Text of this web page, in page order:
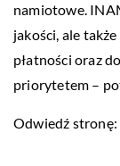
namiotowe.
jakości, ale
płatności oraz
priorytetem –
Odwiedź stronę: